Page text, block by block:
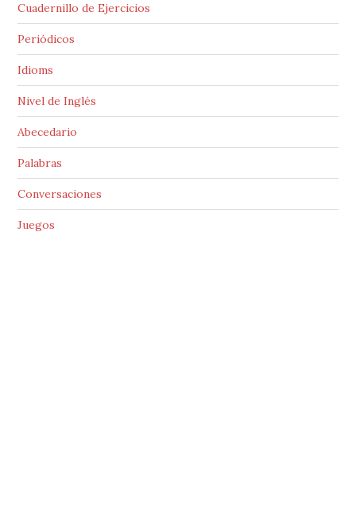
Cuadernillo de Ejercicios
Periódicos
Idioms
Nivel de Inglés
Abecedario
Palabras
Conversaciones
Juegos